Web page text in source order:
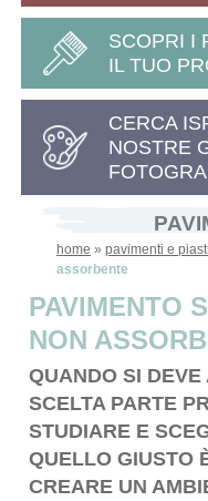
SCOPRI I
IL TUO
CERCA
NOSTRE
home »pavimenti e
assorbente
PAVIMENTO
NON
QUANDO SI
SCELTA PARTE
STUDIARE E
QUELLO GIUSTO
CREARE UN